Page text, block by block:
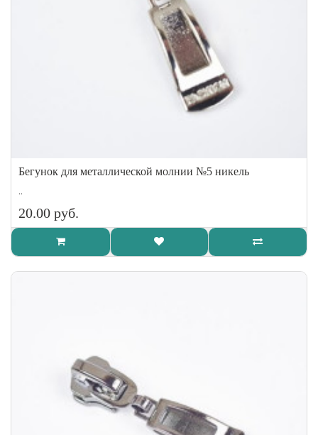
Бегунок для металлической молнии №5 никель
..
20.00 руб.